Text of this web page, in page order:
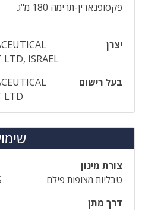
פקסופנאדין-תרימה 180 מ"ג
יצרן
LTD, ISRAEL
בעל רישום
LTD
צורת מינון
טבליות מצופות פילם
דרך מתן